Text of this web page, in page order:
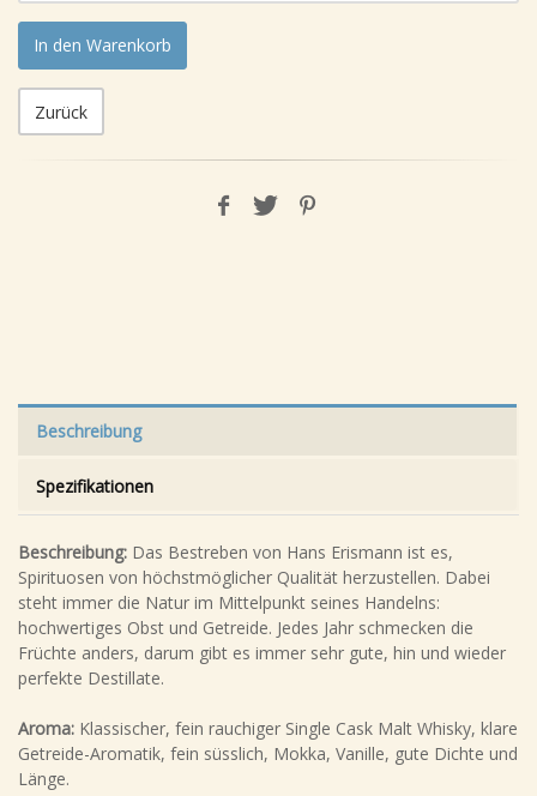
In den Warenkorb
Zurück
Beschreibung
Spezifikationen
Beschreibung: Das Bestreben von Hans Erismann ist es,
Spirituosen von höchstmöglicher Qualität herzustellen. Dabei
steht immer die Natur im Mittelpunkt seines Handelns:
hochwertiges Obst und Getreide. Jedes Jahr schmecken die
Früchte anders, darum gibt es immer sehr gute, hin und wieder
perfekte Destillate.
Aroma: Klassischer, fein rauchiger Single Cask Malt Whisky, klare
Getreide-Aromatik, fein süsslich, Mokka, Vanille, gute Dichte und
Länge.